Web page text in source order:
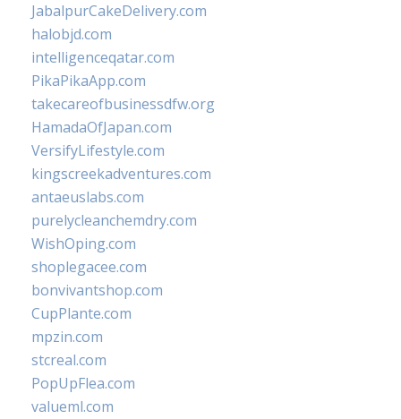
JabalpurCakeDelivery.com
halobjd.com
intelligenceqatar.com
PikaPikaApp.com
takecareofbusinessdfw.org
HamadaOfJapan.com
VersifyLifestyle.com
kingscreekadventures.com
antaeuslabs.com
purelycleanchemdry.com
WishOping.com
shoplegacee.com
bonvivantshop.com
CupPlante.com
mpzin.com
stcreal.com
PopUpFlea.com
valueml.com